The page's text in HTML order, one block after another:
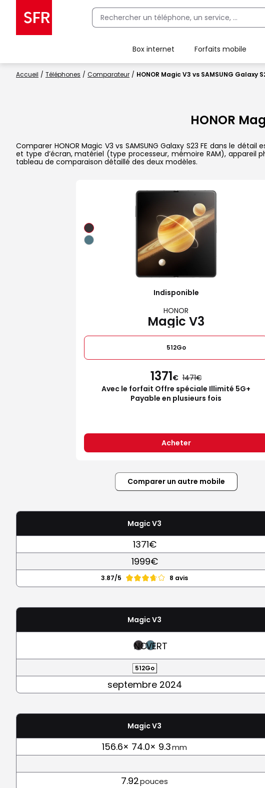
Box internet Forfaits mobile
Accueil Téléphones Comparateur HONOR Magic V3 vs SAMSUNG Galaxy
HONOR
Comparer HONOR Magic V3 vs SAMSUNG Galaxy S23 FE dans le
et type d’écran, matériel (type processeur, mémoire RAM),
tableau de comparaison détaillé des deux modèles.
Indisponible
HONOR
Magic V3
512Go
1371€ 1471
Avec le forfait Offre spéciale Illimité 5G+
Payable en plusieurs fois
Acheter
Comparer un autre mobile
Magic V3
1371€
1999€
3.87/5 8 avis
Magic V3
NOIRVERT
512Go
septembre 2024
Magic V3
156.6× 74.0× 9.3mm
7.92pouces